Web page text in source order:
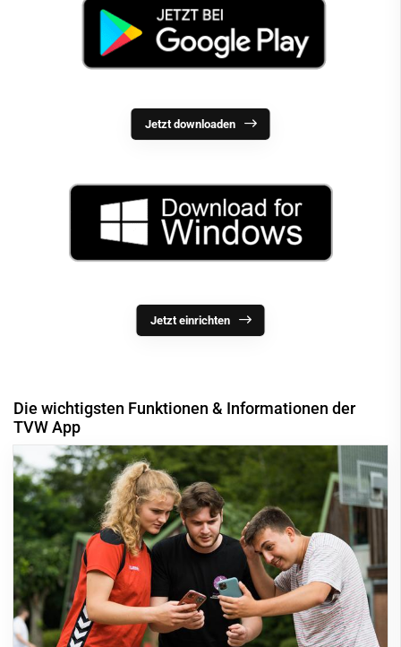
Jetzt downloaden
Jetzt einrichten
Die wichtigsten Funktionen & Informationen der
TVW App